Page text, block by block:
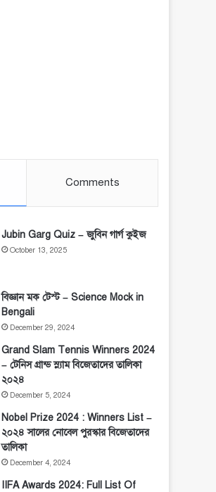
Comments
Jubin Garg Quiz – জুবিন গার্গ কুইজ
October 13, 2025
বিজ্ঞান মক টেস্ট – Science Mock in
Bengali
December 29, 2024
Grand Slam Tennis Winners 2024
– টেনিস গ্রান্ড স্ল্যাম বিজেতাদের তালিকা
২০২৪
December 5, 2024
Nobel Prize 2024 : Winners List –
২০২৪ সালের নোবেল পুরস্কার বিজেতাদের
তালিকা
December 4, 2024
IIFA Awards 2024: Full List Of